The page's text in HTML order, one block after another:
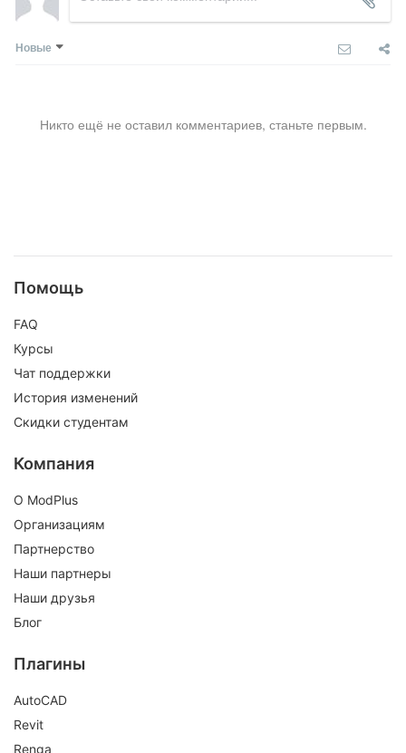
Новые
Никто ещё не оставил комментариев, станьте первым.
Помощь
FAQ
Курсы
Чат поддержки
История изменений
Скидки студентам
Компания
О ModPlus
Организациям
Партнерство
Наши партнеры
Наши друзья
Блог
Плагины
AutoCAD
Revit
Renga